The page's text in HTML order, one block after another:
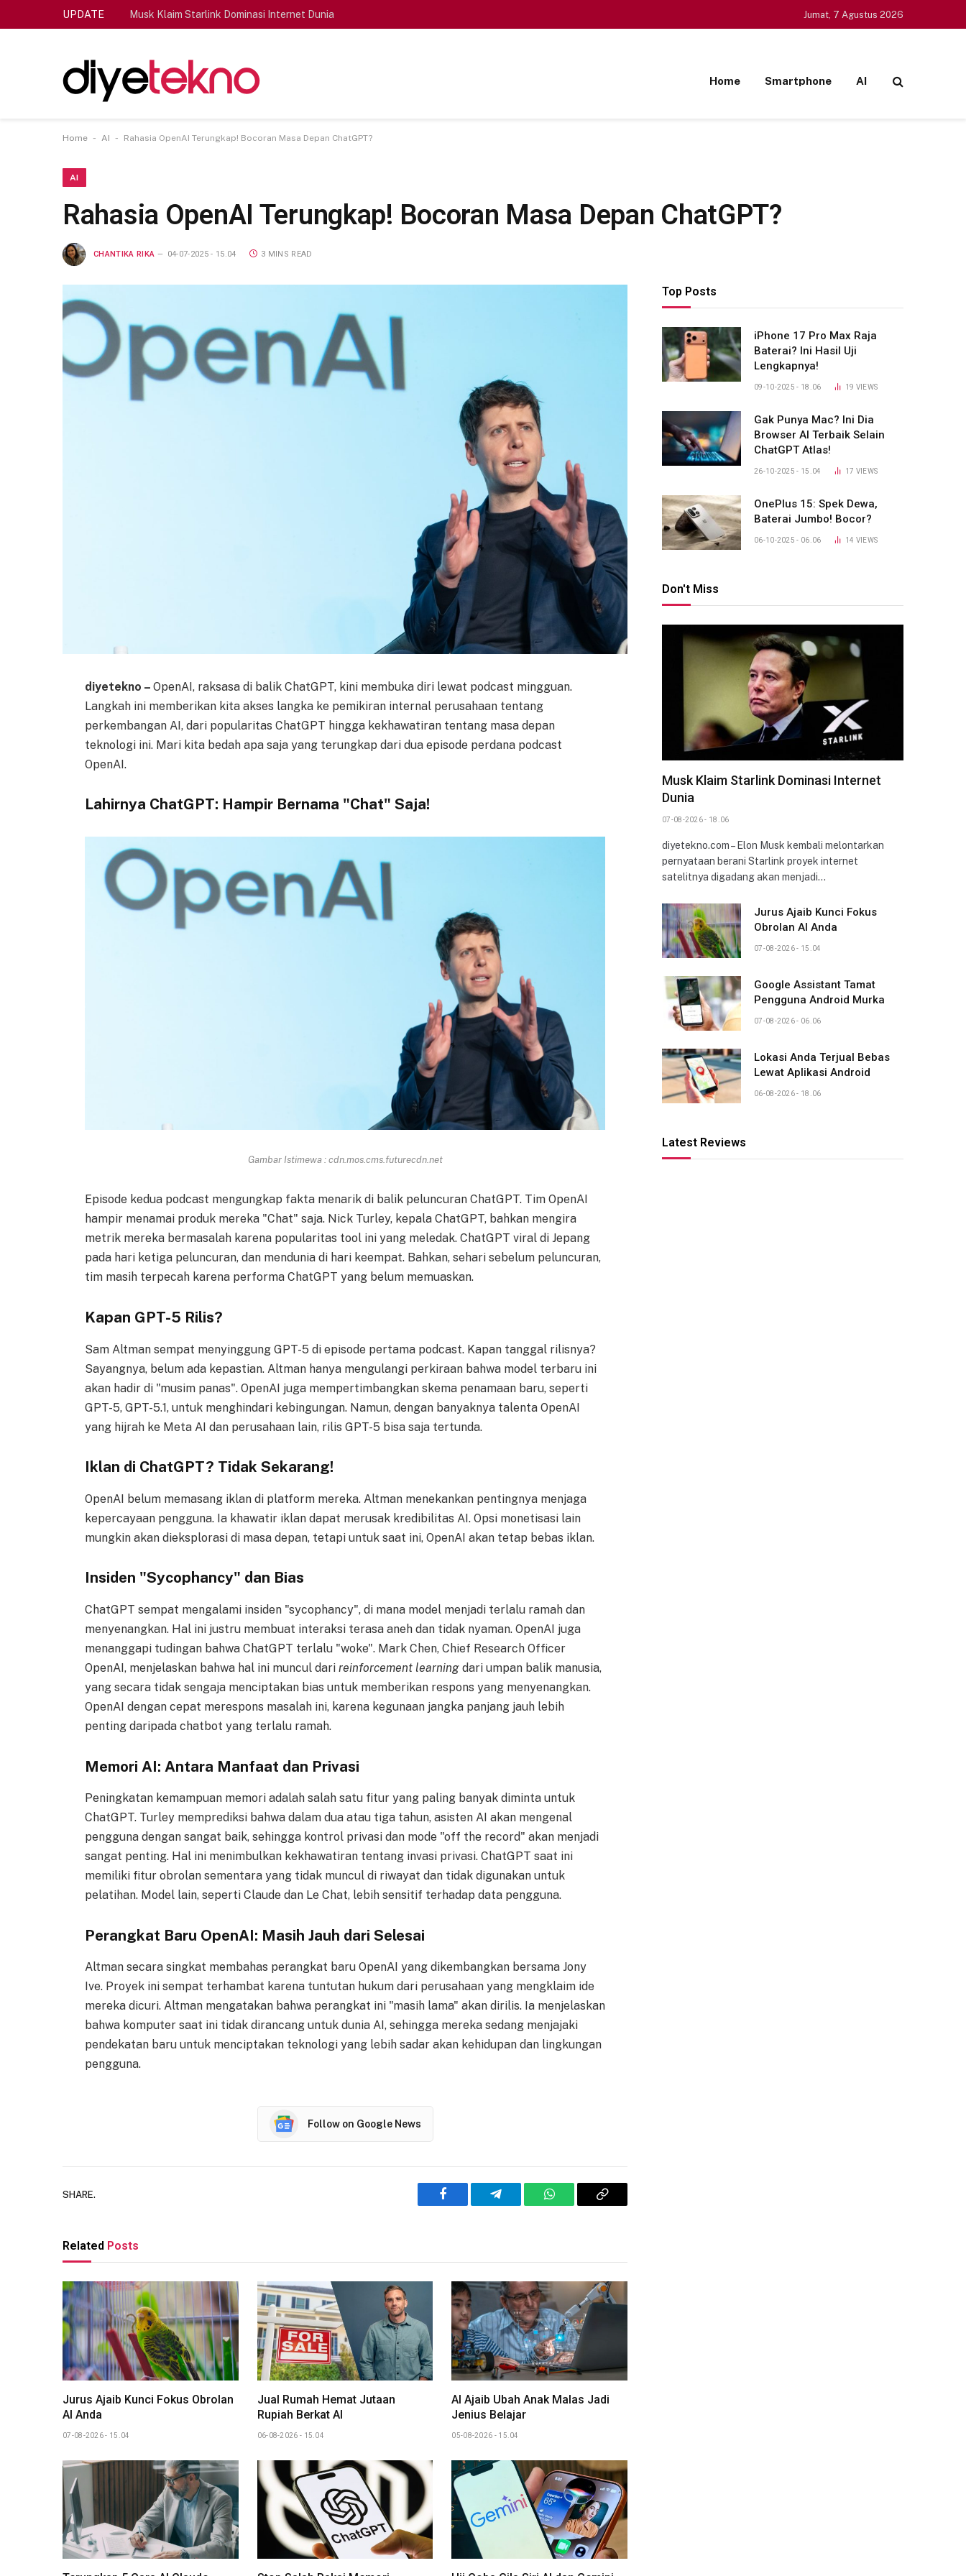
UPDATE Musk Klaim Starlink Dominasi Internet Dunia Jumat, 7 Agustus 2026
Home Smartphone AI
Home - AI - Rahasia OpenAI Terungkap! Bocoran Masa Depan ChatGPT?
AI
Rahasia OpenAI Terungkap! Bocoran Masa Depan ChatGPT?
CHANTIKA RIKA 04-07-2025 - 15.04 3 MINS READ
diyetekno – OpenAI, raksasa di balik ChatGPT, kini membuka diri lewat podcast mingguan.
Langkah ini memberikan kita akses langka ke pemikiran internal perusahaan tentang
perkembangan AI, dari popularitas ChatGPT hingga kekhawatiran tentang masa depan
teknologi ini. Mari kita bedah apa saja yang terungkap dari dua episode perdana podcast
OpenAI.
Lahirnya ChatGPT: Hampir Bernama "Chat" Saja!
Gambar Istimewa : cdn.mos.cms.futurecdn.net
Episode kedua podcast mengungkap fakta menarik di balik peluncuran ChatGPT. Tim OpenAI
hampir menamai produk mereka "Chat" saja. Nick Turley, kepala ChatGPT, bahkan mengira
metrik mereka bermasalah karena popularitas tool ini yang meledak. ChatGPT viral di Jepang
pada hari ketiga peluncuran, dan mendunia di hari keempat. Bahkan, sehari sebelum peluncuran,
tim masih terpecah karena performa ChatGPT yang belum memuaskan.
Kapan GPT-5 Rilis?
Sam Altman sempat menyinggung GPT-5 di episode pertama podcast. Kapan tanggal rilisnya?
Sayangnya, belum ada kepastian. Altman hanya mengulangi perkiraan bahwa model terbaru ini
akan hadir di "musim panas". OpenAI juga mempertimbangkan skema penamaan baru, seperti
GPT-5, GPT-5.1, untuk menghindari kebingungan. Namun, dengan banyaknya talenta OpenAI
yang hijrah ke Meta AI dan perusahaan lain, rilis GPT-5 bisa saja tertunda.
Iklan di ChatGPT? Tidak Sekarang!
OpenAI belum memasang iklan di platform mereka. Altman menekankan pentingnya menjaga
kepercayaan pengguna. Ia khawatir iklan dapat merusak kredibilitas AI. Opsi monetisasi lain
mungkin akan dieksplorasi di masa depan, tetapi untuk saat ini, OpenAI akan tetap bebas iklan.
Insiden "Sycophancy" dan Bias
ChatGPT sempat mengalami insiden "sycophancy", di mana model menjadi terlalu ramah dan
menyenangkan. Hal ini justru membuat interaksi terasa aneh dan tidak nyaman. OpenAI juga
menanggapi tudingan bahwa ChatGPT terlalu "woke". Mark Chen, Chief Research Officer
OpenAI, menjelaskan bahwa hal ini muncul dari reinforcement learningdari umpan balik manusia,
yang secara tidak sengaja menciptakan bias untuk memberikan respons yang menyenangkan.
OpenAI dengan cepat merespons masalah ini, karena kegunaan jangka panjang jauh lebih
penting daripada chatbot yang terlalu ramah.
Memori AI: Antara Manfaat dan Privasi
Peningkatan kemampuan memori adalah salah satu fitur yang paling banyak diminta untuk
ChatGPT. Turley memprediksi bahwa dalam dua atau tiga tahun, asisten AI akan mengenal
pengguna dengan sangat baik, sehingga kontrol privasi dan mode "off the record" akan menjadi
sangat penting. Hal ini menimbulkan kekhawatiran tentang invasi privasi. ChatGPT saat ini
memiliki fitur obrolan sementara yang tidak muncul di riwayat dan tidak digunakan untuk
pelatihan. Model lain, seperti Claude dan Le Chat, lebih sensitif terhadap data pengguna.
Perangkat Baru OpenAI: Masih Jauh dari Selesai
Altman secara singkat membahas perangkat baru OpenAI yang dikembangkan bersama Jony
Ive. Proyek ini sempat terhambat karena tuntutan hukum dari perusahaan yang mengklaim ide
mereka dicuri. Altman mengatakan bahwa perangkat ini "masih lama" akan dirilis. Ia menjelaskan
bahwa komputer saat ini tidak dirancang untuk dunia AI, sehingga mereka sedang menjajaki
pendekatan baru untuk menciptakan teknologi yang lebih sadar akan kehidupan dan lingkungan
pengguna.
Follow on Google News
SHARE.
Facebook Telegram WhatsAppCopy
Related Posts
Jurus Ajaib Kunci Fokus Obrolan
AI Anda
07-08-2026 - 15.04
Jual Rumah Hemat Jutaan
Rupiah Berkat AI
06-08-2026 - 15.04
AI Ajaib Ubah Anak Malas Jadi
Jenius Belajar
05-08-2026 - 15.04
Top Posts
iPhone 17 Pro Max Raja
Baterai? Ini Hasil Uji
Lengkapnya!
09-10-2025 - 18.06 19 VIEWS
Gak Punya Mac? Ini Dia
Browser AI Terbaik Selain
ChatGPT Atlas!
26-10-2025 - 15.04 17 VIEWS
OnePlus 15: Spek Dewa,
Baterai Jumbo! Bocor?
06-10-2025 - 06.06 14 VIEWS
Don't Miss
Musk Klaim Starlink Dominasi Internet
Dunia
07-08-2026 - 18.06
diyetekno.com – Elon Musk kembali melontarkan
pernyataan berani Starlink proyek internet
satelitnya digadang akan menjadi…
Jurus Ajaib Kunci Fokus
Obrolan AI Anda
07-08-2026 - 15.04
Google Assistant Tamat
Pengguna Android Murka
07-08-2026 - 06.06
Lokasi Anda Terjual Bebas
Lewat Aplikasi Android
06-08-2026 - 18.06
Latest Reviews